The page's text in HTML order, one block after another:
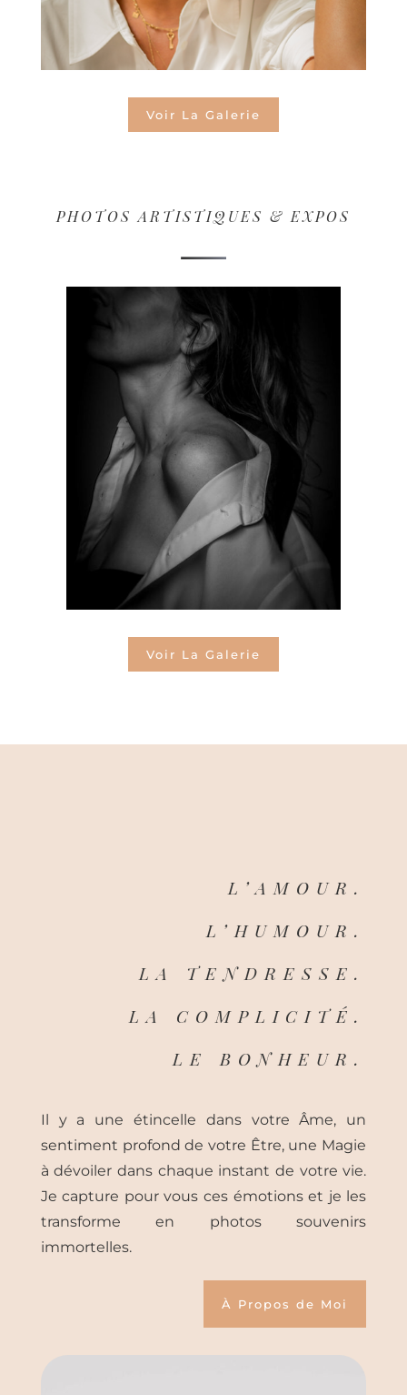
Voir La Galerie
PHOTOS ARTISTIQUES & EXPOS
Voir La Galerie
L’AMOUR.
L’HUMOUR.
LA TENDRESSE.
LA COMPLICITÉ.
LE BONHEUR.
Il y a une étincelle dans votre Âme, un
sentiment profond de votre Être, une Magie
à dévoiler dans chaque instant de votre vie.
Je capture pour vous ces émotions et je les
transforme en photos souvenirs
immortelles.
À Propos de Moi